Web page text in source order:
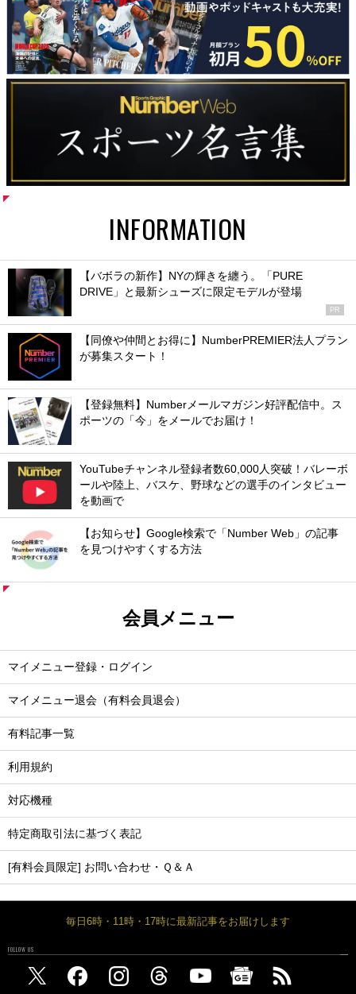
INFORMATION
【バボラの新作】NYの輝きを纏う。「PURE
DRIVE」と最新シューズに限定モデルが登場
PR
【同僚や仲間とお得に】NumberPREMIER法人プラン
が募集スタート！
【登録無料】Numberメールマガジン好評配信中。ス
ポーツの「今」をメールでお届け！
YouTubeチャンネル登録者数60,000人突破！バレーボ
ールや陸上、バスケ、野球などの選手のインタビュー
を動画で
【お知らせ】Google検索で「Number Web」の記事
を見つけやすくする方法
会員メニュー
マイメニュー登録・ログイン
マイメニュー退会（有料会員退会）
有料記事一覧
利用規約
対応機種
特定商取引法に基づく表記
[有料会員限定] お問い合わせ・Ｑ＆Ａ
毎日6時・11時・17時に最新記事をお届けします
FOLLOW US